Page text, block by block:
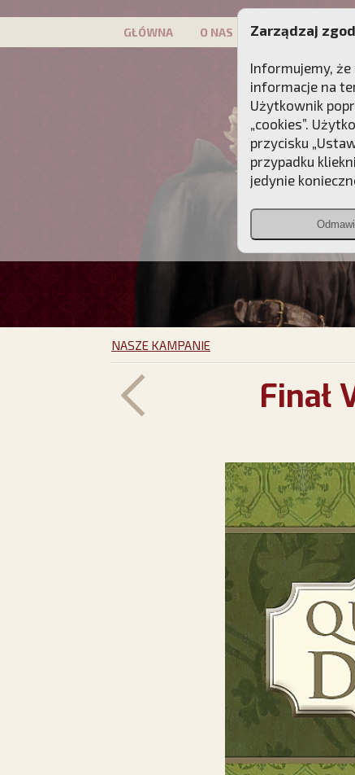
GŁÓWNA O NAS PATRON
NASZE KAMPANIE
Finał
Zarządzaj
Informujemy,
informacje na
Użytkownik
„cookies”.
przycisku
przypadku
jedynie